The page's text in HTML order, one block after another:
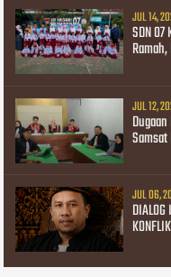
JUL 14,
SDN
JUL 12,
JUL 06,